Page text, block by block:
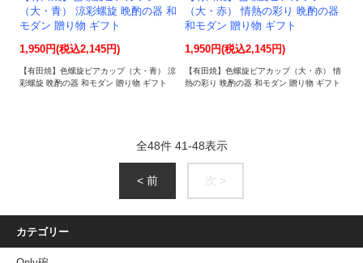
（大・青） 涼彩螺旋 晩酌の器 和
モダン 贈り物 ギフト
1,950円(税込2,145円)
【有田焼】色螺旋ビアカップ（大・青） 涼
彩螺旋 晩酌の器 和モダン 贈り物 ギフト
（大・赤） 情熱の彩り 晩酌の器
和モダン 贈り物 ギフト
1,950円(税込2,145円)
【有田焼】色螺旋ビアカップ（大・赤） 情
熱の彩り 晩酌の器 和モダン 贈り物 ギフト
全48件 41-48表示
< 前 次 >
カテゴリー